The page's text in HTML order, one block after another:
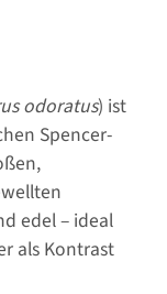
odoratus) ist
Spencer-
edel – ideal
als Kontrast